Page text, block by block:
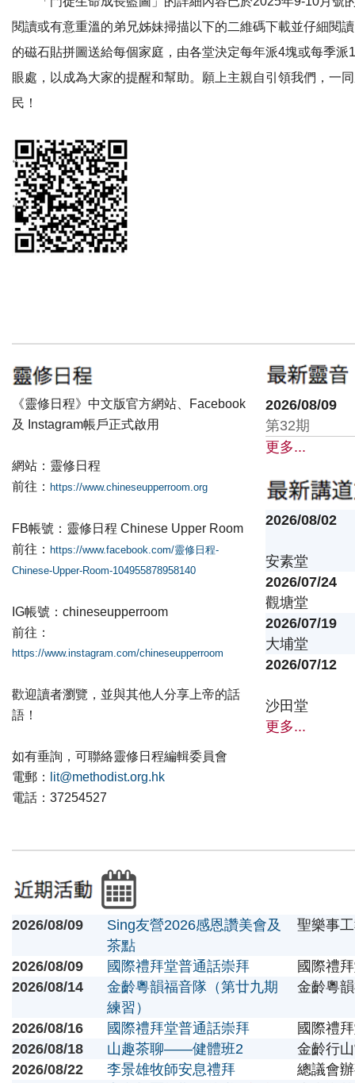
閱讀或有意重溫的弟兄姊妹掃描以下的二維碼下載並仔細閱
的磁石貼拼圖送給每個家庭，由各堂決定每年派4塊或每季派
眼處，以成為大家的提醒和幫助。願上主親自引領我們，一
民！
《靈修日程》中文版官方網站、Facebook
及 Instagram帳戶正式啟用
網站：靈修日程
前往： https://www.chineseupperroom.org
FB帳號：靈修日程 Chinese Upper Room
前往： https://www.facebook.com/靈修日程-
Chinese-Upper-Room-104955878958140
IG帳號：chineseupperroom
前往：
https://www.instagram.com/chineseupperroom
歡迎讀者瀏覽，並與其他人分享上帝的話
語！
如有垂詢，可聯絡靈修日程編輯委員會
電郵：
lit@methodist.org.hk
電話：37254527
2026/08/09
第32期
更多...
2026/08/02
安素堂
2026/07/24
觀塘堂
2026/07/19
大埔堂
2026/07/12
沙田堂
更多...
2026/08/09
Sing友營2026感恩讚美會及
茶點
聖樂事
2026/08/09 國際禮拜堂普通話崇拜
國際禮
2026/08/14
金齡粵韻福音隊（第廿九期
練習）
金齡粵
2026/08/16 國際禮拜堂普通話崇拜
國際禮
2026/08/18
山趣茶聊——健體班2
金齡行
2026/08/22
李景雄牧師安息禮拜
總議會